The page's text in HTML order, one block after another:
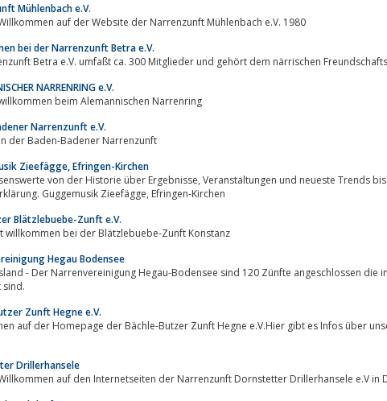
Mühlenbach e.V.
auf der Website der Narrenzunft Mühlenbach e.V. 1980
bei der Narrenzunft Betra e.V.
Betra e.V. umfaßt ca. 300 Mitglieder und gehört dem närrischen
NARRENRING e.V.
beim Alemannischen Narrenring
Narrenzunft e.V.
der Baden-Badener Narrenzunft
Zieefägge, Efringen-Kirchen
der Historie über Ergebnisse, Veranstaltungen und neueste Trends bis hin zur Mitgliedschaft und
Beitrittserklärung. Guggemusik Zieefägge, Efringen-Kirchen
Blätzlebuebe-Zunft e.V.
willkommen bei der Blätzlebuebe-Zunft Konstanz
Hegau Bodensee
- Der Narrenvereinigung Hegau-Bodensee sind 120 Zünfte angeschlossen die
sind.
Zunft Hegne e.V.
auf der Homepage der Bächle-Butzer Zunft Hegne e.V.Hier gibt es Infos über unseren Verein,
Drillerhansele
auf den Internetseiten der Narrenzunft Dornstetter Drillerhansele e.V in